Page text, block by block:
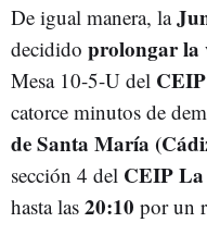
De igual manera, la
decidido prolongar la
Mesa 10-5-U del
catorce minutos de
de Santa María
sección 4 del CEIP
hasta las 20:10 por un